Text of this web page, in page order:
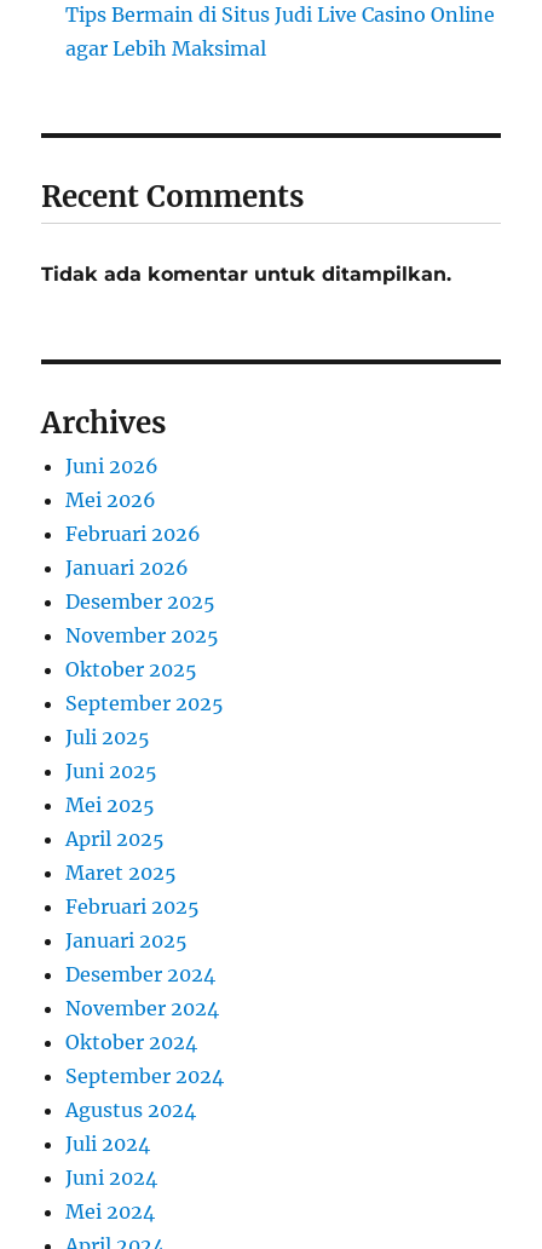
Tips Bermain di Situs Judi Live Casino Online
agar Lebih Maksimal
Recent Comments
Tidak ada komentar untuk ditampilkan.
Archives
Juni 2026
Mei 2026
Februari 2026
Januari 2026
Desember 2025
November 2025
Oktober 2025
September 2025
Juli 2025
Juni 2025
Mei 2025
April 2025
Maret 2025
Februari 2025
Januari 2025
Desember 2024
November 2024
Oktober 2024
September 2024
Agustus 2024
Juli 2024
Juni 2024
Mei 2024